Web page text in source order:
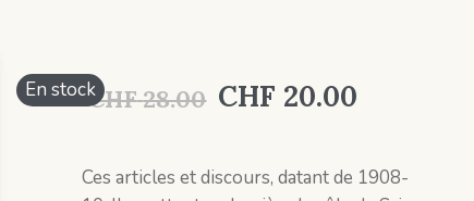
CHF 28.00 Le
initial
CHF 20.00
actuel
Ces articles et discours, datant de 1908-
En stock